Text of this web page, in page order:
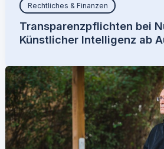
Rechtliches & Finanzen
Transparenzpflichten bei
Künstlicher Intelligenz ab